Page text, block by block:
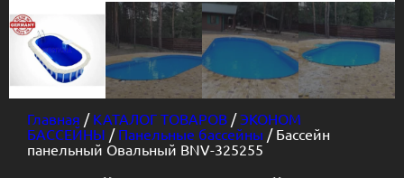
Главная / КАТАЛОГ ТОВАРОВ /ЭКОНОМ
БАССЕЙНЫ / Панельные бассейны / Бассейн
панельный Овальный BNV-325255